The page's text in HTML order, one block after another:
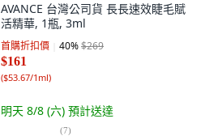
AVANCE 台灣公司貨 長長速效睫毛賦
活精華, 1瓶, 3ml
首購折扣價 40%$269
$161
($53.67/1ml)
明天 8/8 (六) 預計送達
(7)